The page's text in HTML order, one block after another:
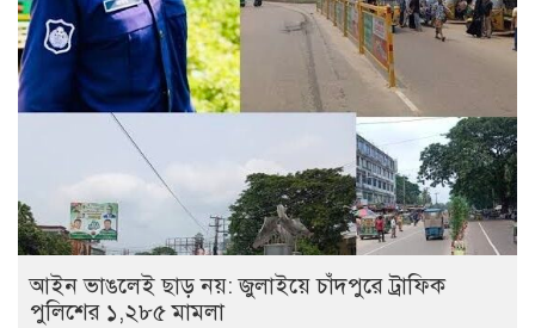
আইন ভাঙলেই ছাড় নয়: জুলাইয়ে চাঁদপুরে ট্রাফিক
পুলিশের ১,২৮৫ মামলা